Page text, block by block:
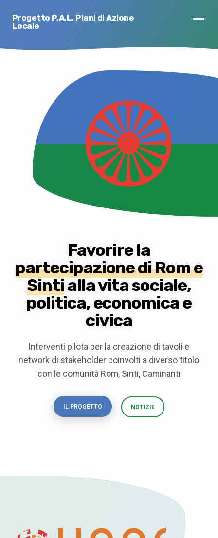
Progetto P.A.L. Piani di Azione
Locale
Favorire la
partecipazione di Rom e
Sintialla vita sociale,
politica, economica e
civica
Interventi pilota per la creazione di tavoli e
network di stakeholder coinvolti a diverso titolo
con le comunità Rom, Sinti, Caminanti
IL PROGETTO NOTIZIE